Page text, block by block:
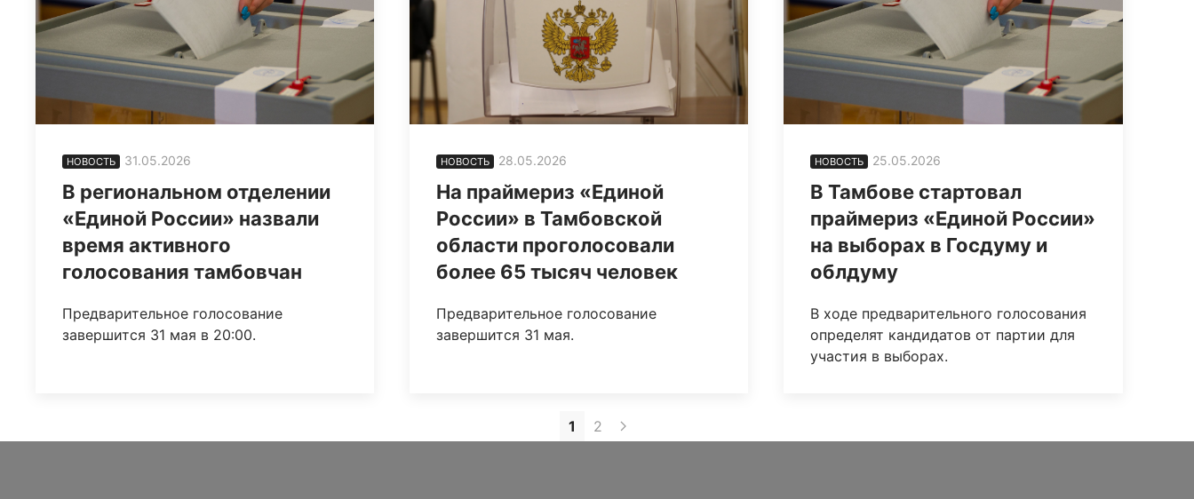
НОВОСТЬ 31.05.2026
В региональном отделении
«Единой России» назвали
время активного
голосования тамбовчан
Предварительное голосование
завершится 31 мая в 20:00.
НОВОСТЬ 28.05.2026
На праймериз «Единой
России» в Тамбовской
области проголосовали
более 65 тысяч человек
Предварительное голосование
завершится 31 мая.
НОВОСТЬ 25.05.2026
В Тамбове стартовал
праймериз «Единой России»
на выборах в Госдуму и
облдуму
В ходе предварительного голосования
определят кандидатов от партии для
участия в выборах.
1 2